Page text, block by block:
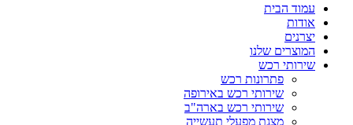
עמוד הבית
אודות
יצרנים
המוצרים שלנו
שירותי רכש
פתרונות רכש
שירותי רכש באירופה
שירותי רכש בארה"ב
מצגת מפעלי תעשייה